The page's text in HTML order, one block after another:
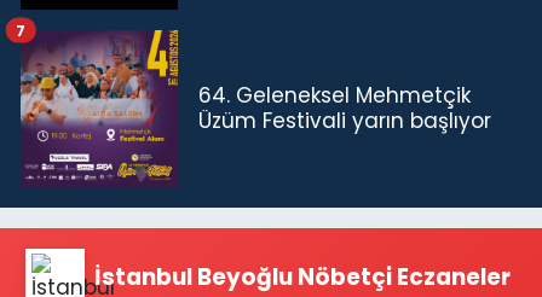
64. Geleneksel Mehmetçik
Üzüm Festivali yarın başlıyor
7
İstanbul Beyoğlu Nöbetçi Eczaneler